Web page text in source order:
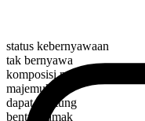
status kebernyawaan
tak bernyawa
komposisi morfologis
majemuk
dapat dihitung
bentuk jamak